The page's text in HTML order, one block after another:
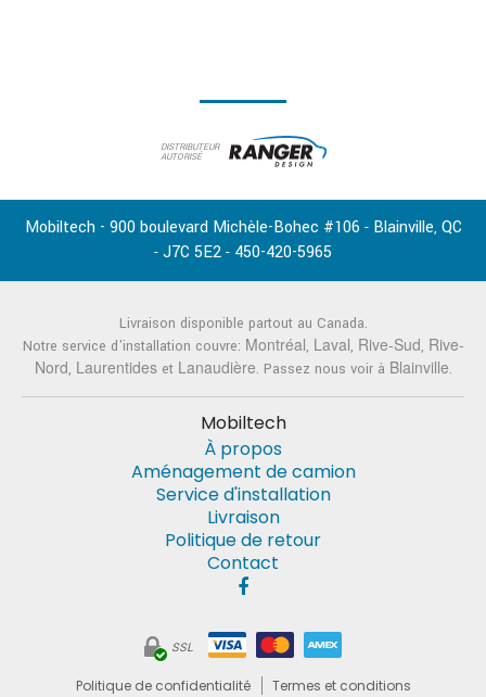
DISTRIBUTEUR
AUTORISÉ
Mobiltech - 900 boulevard Michèle-Bohec #106 - Blainville, QC
- J7C 5E2 - 450-420-5965
Livraison disponible partout au Canada.
Notre service d'installation couvre: Montréal, Laval, Rive-Sud, Rive-
Nord, Laurentideset Lanaudière. Passez nous voir à Blainville.
Mobiltech
À propos
Aménagement de camion
Service d'installation
Livraison
Politique de retour
Contact
SSL
Politique de confidentialité Termes et conditions